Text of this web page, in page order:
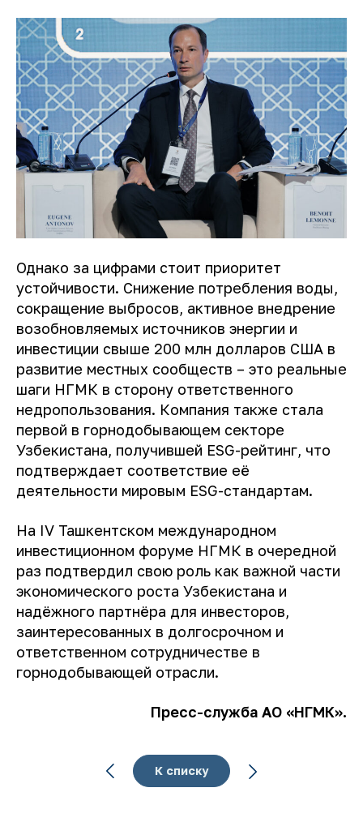
Однако за цифрами стоит приоритет
устойчивости. Снижение потребления воды,
сокращение выбросов, активное внедрение
возобновляемых источников энергии и
инвестиции свыше 200 млн долларов США в
развитие местных сообществ – это реальные
шаги НГМК в сторону ответственного
недропользования. Компания также стала
первой в горнодобывающем секторе
Узбекистана, получившей ESG-рейтинг, что
подтверждает соответствие её
деятельности мировым ESG-стандартам.
На IV Ташкентском международном
инвестиционном форуме НГМК в очередной
раз подтвердил свою роль как важной части
экономического роста Узбекистана и
надёжного партнёра для инвесторов,
заинтересованных в долгосрочном и
ответственном сотрудничестве в
горнодобывающей отрасли.
Пресс-служба АО «НГМК».
К списку